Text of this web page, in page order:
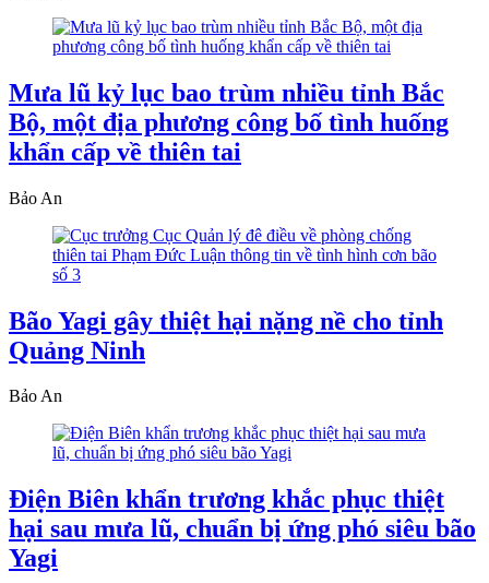
Mưa lũ kỷ lục bao trùm nhiều tỉnh Bắc
Bộ, một địa phương công bố tình huống
khẩn cấp về thiên tai
Bảo An
Bão Yagi gây thiệt hại nặng nề cho tỉnh
Quảng Ninh
Bảo An
Điện Biên khẩn trương khắc phục thiệt
hại sau mưa lũ, chuẩn bị ứng phó siêu bão
Yagi